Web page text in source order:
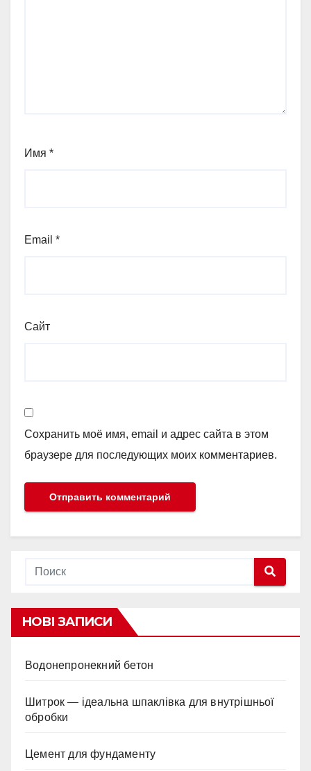
Имя *
Email *
Сайт
Сохранить моё имя, email и адрес сайта в этом
браузере для последующих моих комментариев.
НОВІ ЗАПИСИ
Водонепронекний бетон
Шитрок — ідеальна шпаклівка для внутрішньої
обробки
Цемент для фундаменту